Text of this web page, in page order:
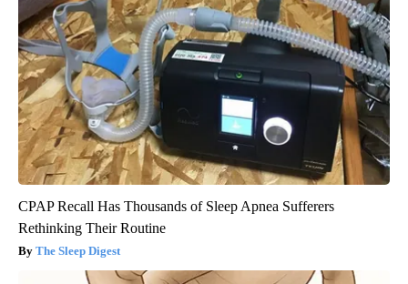
CPAP Recall Has Thousands of Sleep Apnea Sufferers
Rethinking Their Routine
The Sleep Digest